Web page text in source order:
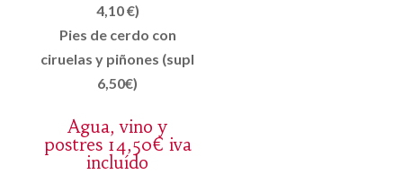
4,10 €)
Pies de cerdo con
ciruelas y piñones (supl
6,50€)
Agua, vino y
postres 14,50€ iva
incluído